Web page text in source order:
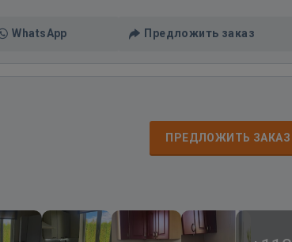
WhatsApp Предложить заказ
ПРЕДЛОЖИТЬ ЗАКАЗ